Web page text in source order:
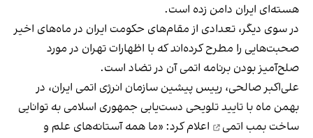
هسته‌ای ایران دامن زده است.
در سوی دیگر، تعدادی از مقام‌های حکومت ایران در ماه‌های اخیر
صحبت‌هایی را مطرح کرده‌اند که با اظهارات تهران در مورد
صلح‌آمیز بودن برنامه اتمی آن در تضاد است.
علی‌اکبر صالحی، رییس پیشین سازمان انرژی اتمی ایران، در
بهمن ماه با تایید تلویحی دست‌یابی جمهوری اسلامی به توانایی
ساخت بمب اتمی
اعلام کرد: «ما همه آستانه‌های علم و